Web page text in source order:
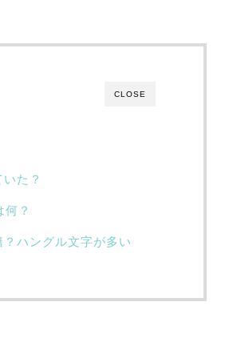
CLOSE
た？
？
ハングル文字が多い